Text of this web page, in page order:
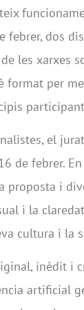
febrer, dos
les xarxes
format per
el
de febrer.
proposta i
i la
cultura i la
inèdit i
artificial